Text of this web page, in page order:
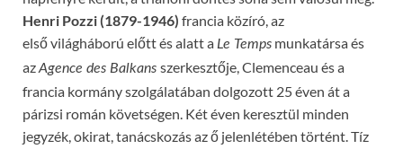
Henri Pozzi (1879-1946) francia közíró, az
első világháború előtt és alatt a Le Temps munkatársa és
azAgence des Balkans szerkesztője, Clemenceau és a
francia kormány szolgálatában dolgozott 25 éven át a
párizsi román követségen. Két éven keresztül minden
jegyzék, okirat, tanácskozás az ő jelenlétében történt. Tíz